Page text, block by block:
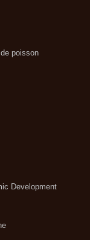
poisson
Development